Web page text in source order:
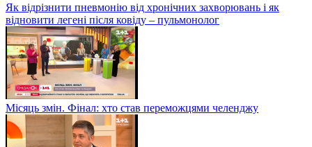
Як відрізнити пневмонію від хронічних захворювань і як
відновити легені після ковіду – пульмонолог
Місяць змін. Фінал: хто став переможцями челенджу